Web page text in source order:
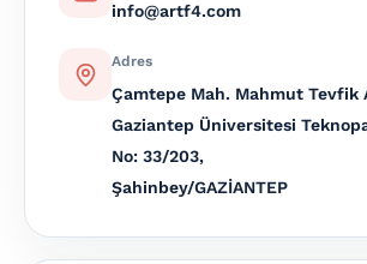
info@artf4.com
Adres
Çamtepe Mah. Mahmut Tevfik
Gaziantep Üniversitesi
No: 33/203,
Şahinbey/GAZİANTEP